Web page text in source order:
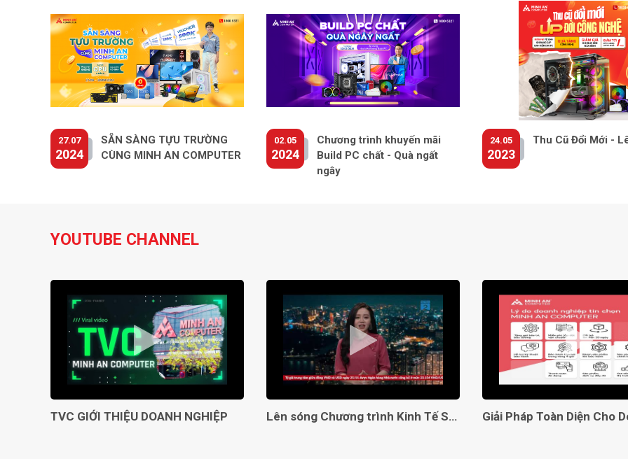
Thời gian đáp ứng nhanh
Độ trễ đầu vào 1ms cực kỳ thấp mang đến tốc độ phản hồi chính xác chưa từng thấy để bạn bắt kịp kẻ thù và
giành lấy chiến thắng. Tốc độ nhanh chóng đến mức ngay khi vừa mới bật màn hình, mọi hành động diễn ra chỉ
trong tích tắc. Hầu như không tồn tại độ trễ giữa trò chơi với các thiết bị ngoại vi, mang đến trải nghiệm liền mạch
xuyên suốt quá trình tham chiến.
Màn hình Gigabyte G32QC 32inch được trang bị với cổng kết nối HDMI và VGA giúp cho người dùng có thể sử dụng
27.07
2024
SẴN SÀNG TỰU TRƯỜNG
CÙNG MINH AN COMPUTER
02.05
2024
Chương trình khuyến mãi
Build PC chất - Quà ngất
ngây
24.05
2023
Thu Cũ Đổi Mới -
YOUTUBE CHANNEL
TVC GIỚI THIỆU DOANH NGHIỆP Lên sóng Chương trình Kinh Tế Số VTC2